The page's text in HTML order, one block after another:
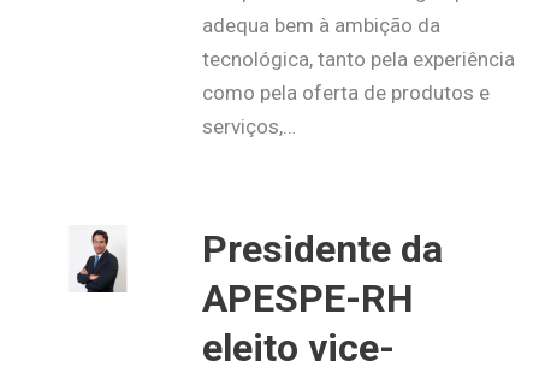
adequa bem à ambição da
tecnológica, tanto pela experiência
como pela oferta de produtos e
serviços,…
Presidente da
APESPE-RH
eleito vice-